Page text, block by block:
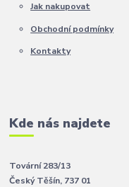
Jak nakupovat
Obchodní podmínky
Kontakty
Kde nás najdete
Tovární 283/13
Český Těšín, 737 01